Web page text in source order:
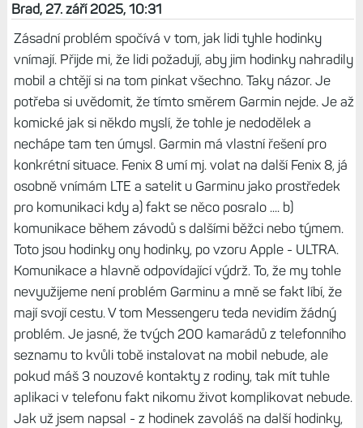
Brad, 27. září 2025, 10:31
Zásadní problém spočívá v tom, jak lidi tyhle hodinky
vnímají. Přijde mi, že lidi požadují, aby jim hodinky nahradily
mobil a chtějí si na tom pinkat všechno. Taky názor. Je
potřeba si uvědomit, že tímto směrem Garmin nejde. Je až
komické jak si někdo myslí, že tohle je nedodělek a
nechápe tam ten úmysl. Garmin má vlastní řešení pro
konkrétní situace. Fenix 8 umí mj. volat na další Fenix 8, já
osobně vnímám LTE a satelit u Garminu jako prostředek
pro komunikaci kdy a) fakt se něco posralo .... b)
komunikace během závodů s dalšími běžci nebo týmem.
Toto jsou hodinky ony hodinky, po vzoru Apple - ULTRA.
Komunikace a hlavně odpovídající výdrž. To, že my tohle
nevyužijeme není problém Garminu a mně se fakt líbí, že
mají svojí cestu. V tom Messengeru teda nevidím žádný
problém. Je jasné, že tvých 200 kamarádů z telefonního
seznamu to kvůli tobě instalovat na mobil nebude, ale
pokud máš 3 nouzové kontakty z rodiny, tak mít tuhle
aplikaci v telefonu fakt nikomu život komplikovat nebude.
Jak už jsem napsal - z hodinek zavoláš na další hodinky,